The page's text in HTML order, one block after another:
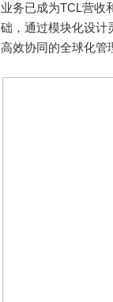
业务已成为TCL营收
础，通过模块化设计
高效协同的全球化管